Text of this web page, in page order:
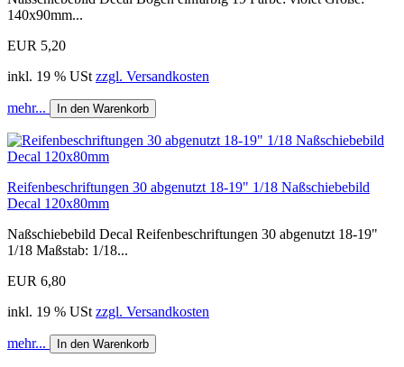
140x90mm...
EUR 5,20
inkl. 19 % USt zzgl. Versandkosten
mehr... In den Warenkorb
Reifenbeschriftungen 30 abgenutzt 18-19" 1/18 Naßschiebebild
Decal 120x80mm
Naßschiebebild Decal Reifenbeschriftungen 30 abgenutzt 18-19"
1/18 Maßstab: 1/18...
EUR 6,80
inkl. 19 % USt zzgl. Versandkosten
mehr... In den Warenkorb